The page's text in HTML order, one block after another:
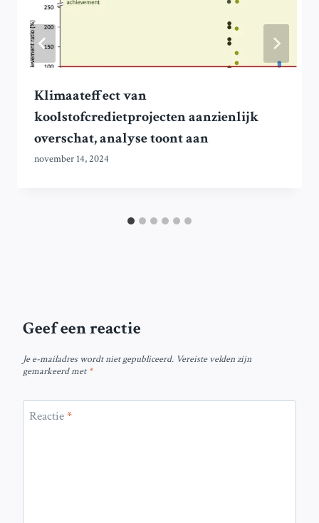
Klimaateffect van
koolstofcredietprojecten aanzienlijk
overschat, analyse toont aan
november 14, 2024
Geef een reactie
Je e-mailadres wordt niet gepubliceerd. Vereiste velden zijn
gemarkeerd met*
Reactie*